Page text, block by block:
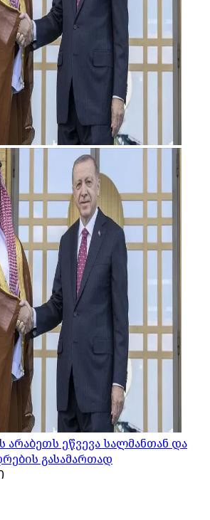
ეწვევა სალმანთან და
გასამართად